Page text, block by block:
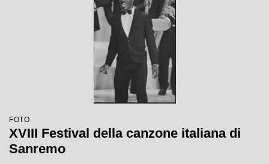
FOTO
XVIII Festival della canzone italiana di
Sanremo